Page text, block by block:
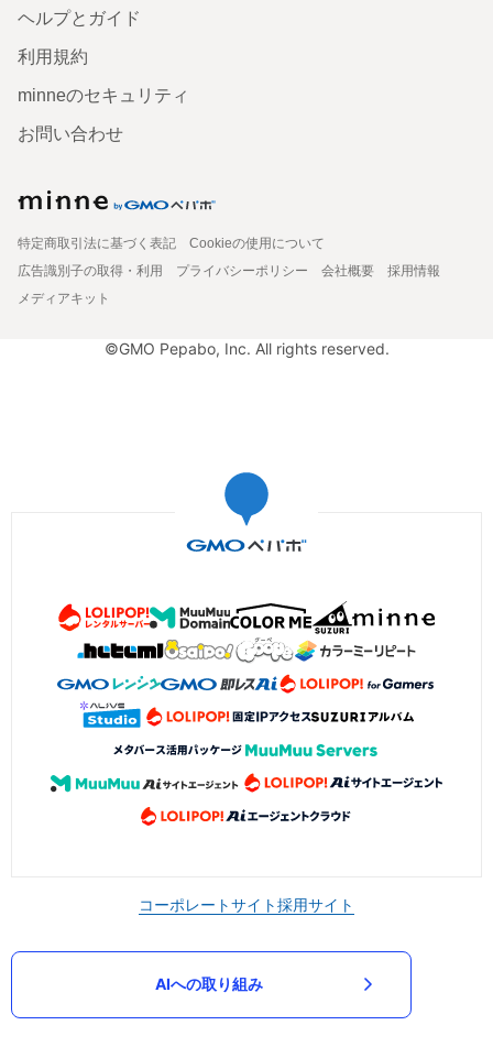
ヘルプとガイド
利用規約
minneのセキュリティ
お問い合わせ
特定商取引法に基づく表記
Cookieの使用について
広告識別子の取得・利用
プライバシーポリシー 会社概要
採用情報
メディアキット
©GMO Pepabo, Inc. All rights reserved.
コーポレートサイト採用サイト
AIへの取り組み